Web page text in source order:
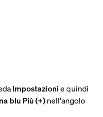
Impostazionie quindi
blu Più (+)nell'angolo